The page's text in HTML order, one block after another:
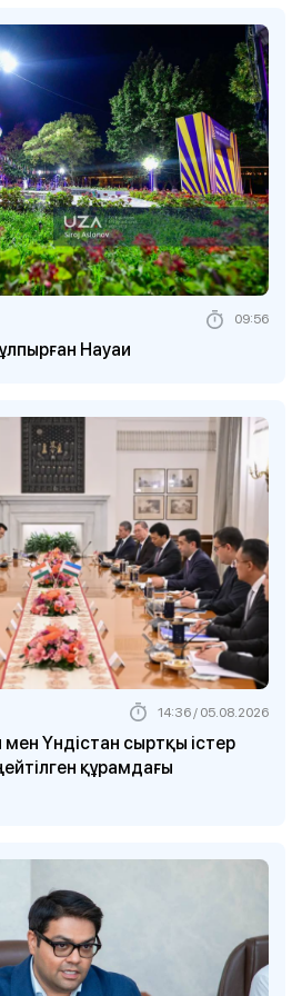
Науаи
09:56
Үндістан сыртқы істер
құрамдағы
14:36 / 05.08.2026